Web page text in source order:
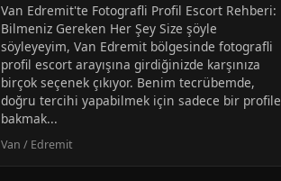
Van Edremit'te Fotografli Profil Escort Rehberi:
Bilmeniz Gereken Her Şey Size şöyle
söyleyeyim, Van Edremit bölgesinde fotografli
profil escort arayışına girdiğinizde karşınıza
birçok seçenek çıkıyor. Benim tecrübemde,
doğru tercihi yapabilmek için sadece bir profile
bakmak...
Van / Edremit